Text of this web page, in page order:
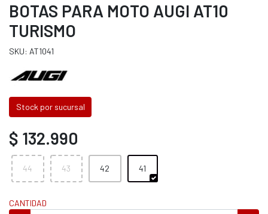
BOTAS PARA MOTO AUGI AT10
TURISMO
SKU: AT1041
Stock por sucursal
$ 132.990
44 43 42 41
CANTIDAD